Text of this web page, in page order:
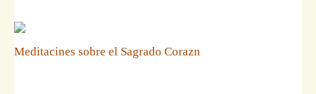
Meditacines sobre el Sagrado Corazn